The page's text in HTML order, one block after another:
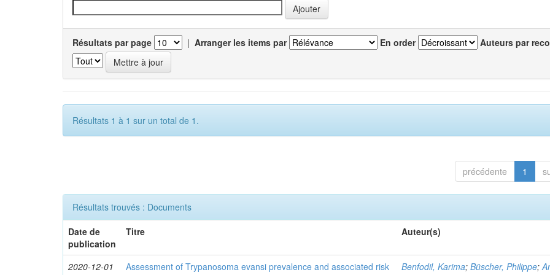
Résultats par page | Arranger les items par En order Auteurs par
Résultats 1 à 1 sur un total de 1.
précédente 1
Résultats trouvés : Documents
Date de
publication
Titre Auteur(s)
2020-12-01
Assessment of Trypanosoma evansi prevalence and associated risk
Benfodil, Karima;Büscher, Philippe;